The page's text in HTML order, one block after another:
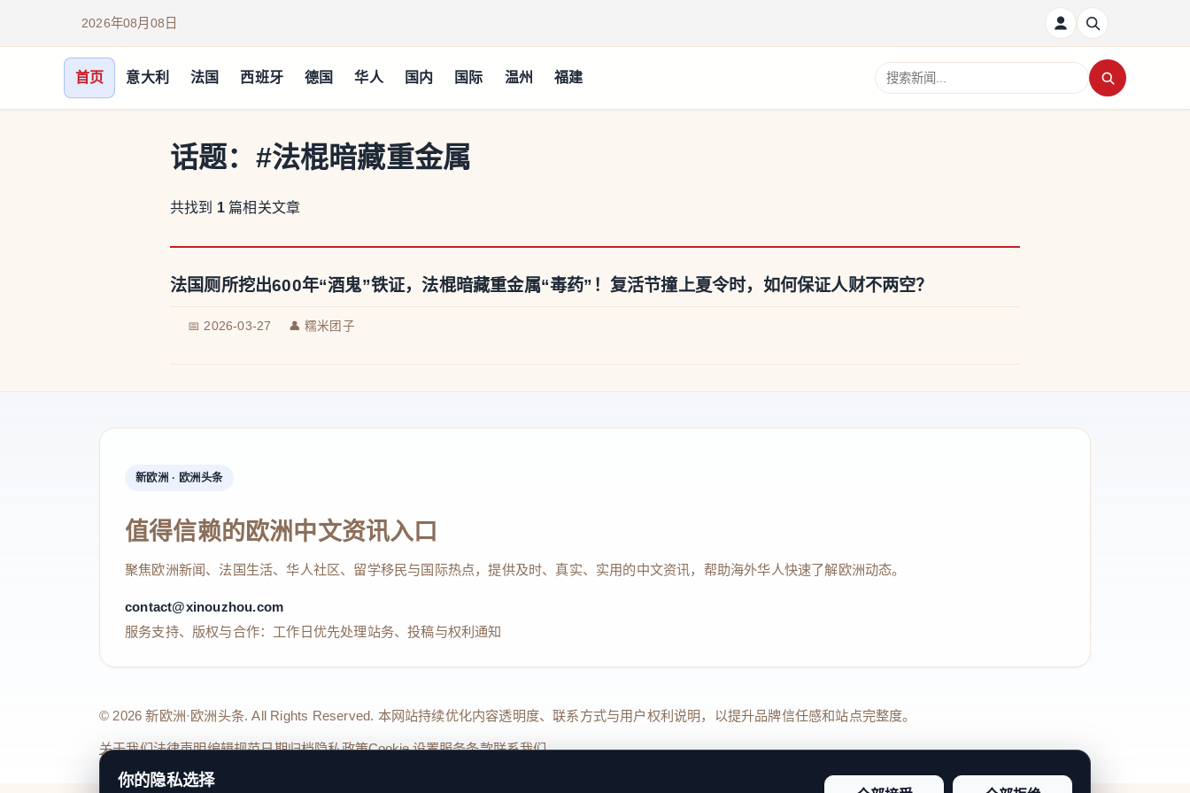
2026年08月08日
首页 意大利 法国 西班牙 德国 华人 国内 国际 温州 福建
搜索新闻
话题： #法棍暗藏重金属
共找到 1 篇相关文章
法国厕所挖出600年“酒鬼”铁证，法棍暗藏重金属“毒药”！复活节撞上夏令时，如何保证人财不两空？
📅 2026-03-27 👤 糯米团子
新欧洲 · 欧洲头条
值得信赖的欧洲中文资讯入口
聚焦欧洲新闻、法国生活、华人社区、留学移民与国际热点，提供及时、真实、实用的中文资讯，帮助海外华人快速了解欧洲动态。
contact@xinouzhou.com
服务支持、版权与合作：工作日优先处理站务、投稿与权利通知
© 2026 新欧洲·欧洲头条. All Rights Reserved. 本网站持续优化内容透明度、联系方式与用户权利说明，以提升品牌信任感和站点完整度。
关于我们法律声明编辑规范日期归档隐私政策Cookie 设置服务条款联系我们
你的隐私选择